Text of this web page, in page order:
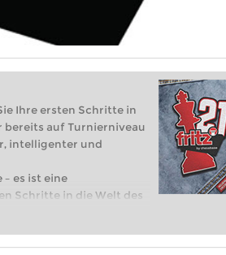
Ihre ersten Schritte in
bereits auf Turnierniveau
intelligenter und
es ist eine
Schritte in die Welt des
spielen: Mit